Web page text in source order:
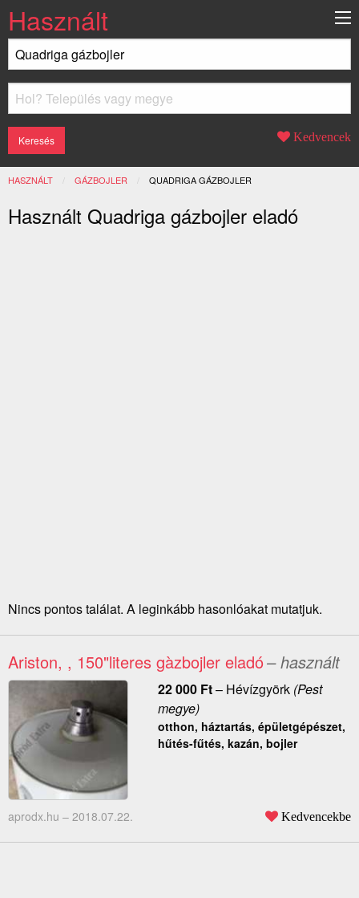
Használt
Kedvencek
HASZNÁLT GÁZBOJLER JELENLEGI:
QUADRIGA GÁZBOJLER
Használt Quadriga gázbojler eladó
Nincs pontos találat. A leginkább hasonlóakat mutatjuk.
Ariston, , 150"literes gàzbojler eladó– használt
22 000 Ft– Hévízgyörk(Pest
megye)
otthon, háztartás, épületgépészet,
hűtés-fűtés, kazán, bojler
aprodx.hu – 2018.07.22. Kedvencekbe